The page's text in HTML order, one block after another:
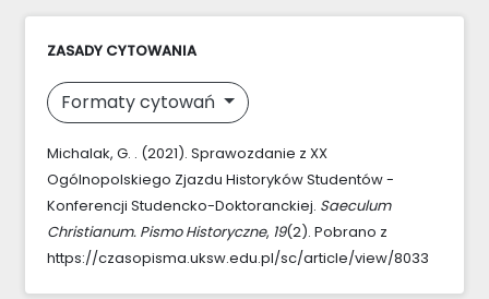
ZASADY CYTOWANIA
Formaty cytowań
Michalak, G. . (2021). Sprawozdanie z XX
Ogólnopolskiego Zjazdu Historyków Studentów -
Konferencji Studencko-Doktoranckiej. Saeculum
Christianum. Pismo Historyczne, 19(2). Pobrano z
https://czasopisma.uksw.edu.pl/sc/article/view/8033